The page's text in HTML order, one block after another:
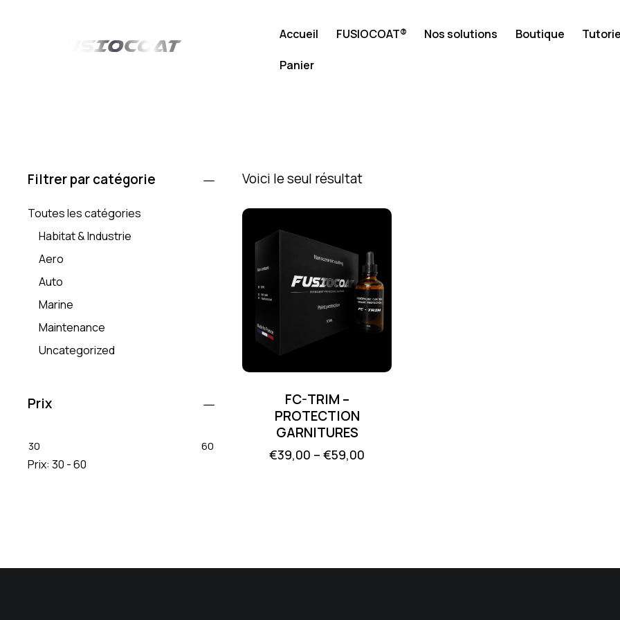
Accueil FUSIOCOAT® Nos solutions Boutique
Panier
Voici le seul résultat
FC-TRIM –
PROTECTION
GARNITURES
€39,00 – €59,00
Filtrer par catégorie
Toutes les catégories
Habitat & Industrie
Aero
Auto
Marine
Maintenance
Uncategorized
Prix
30 60
Prix: 30 - 60